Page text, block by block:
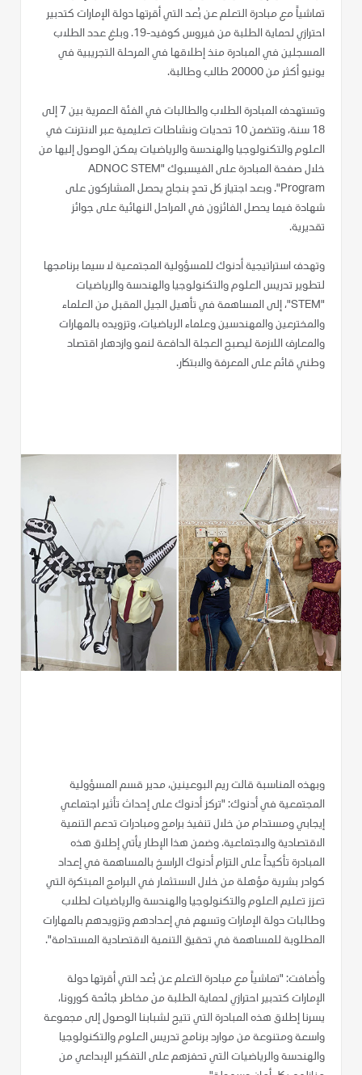
تماشياً مع مبادرة التعلم عن بُعد التي أقرتها دولة الإمارات كتدبير
احترازي لحماية الطلبة من فيروس كوفيد-19. وبلغ عدد الطلاب
المسجلين في المبادرة منذ إطلاقها في المرحلة التجريبية في
يونيو أكثر من 20000 طالب وطالبة.
وتستهدف المبادرة الطلاب والطالبات في الفئة العمرية بين 7 إلى
18 سنة، وتتضمن 10 تحديات ونشاطات تعليمية عبر الانترنت في
العلوم والتكنولوجيا والهندسة والرياضيات يمكن الوصول إليها من
خلال صفحة المبادرة على الفيسبوك "ADNOC STEM
Program". وبعد اجتياز كل تحدٍ بنجاح يحصل المشاركون على
شهادة فيما يحصل الفائزون في المراحل النهائية على جوائز
تقديرية.
وتهدف استراتيجية أدنوك للمسؤولية المجتمعية لا سيما برنامجها
لتطوير تدريس العلوم والتكنولوجيا والهندسة والرياضيات
"STEM"، إلى المساهمة في تأهيل الجيل المقبل من العلماء
والمخترعين والمهندسين وعلماء الرياضيات، وتزويده بالمهارات
والمعارف اللازمة ليصبح العجلة الدافعة لنمو وازدهار اقتصاد
وطني قائم على المعرفة والابتكار.
وبهذه المناسبة قالت ريم البوعينين، مدير قسم المسؤولية
المجتمعية في أدنوك: "تركز أدنوك على إحداث تأثير اجتماعي
إيجابي ومستدام من خلال تنفيذ برامج ومبادرات تدعم التنمية
الاقتصادية والاجتماعية. وضمن هذا الإطار يأتي إطلاق هذه
المبادرة تأكيداً على التزام أدنوك الراسخ بالمساهمة في إعداد
كوادر بشرية مؤهلة من خلال الاستثمار في البرامج المبتكرة التي
تعزز تعليم العلوم والتكنولوجيا والهندسة والرياضيات لطلاب
وطالبات دولة الإمارات وتسهم في إعدادهم وتزويدهم بالمهارات
المطلوبة للمساهمة في تحقيق التنمية الاقتصادية المستدامة".
وأضافت: "تماشياً مع مبادرة التعلم عن بُعد التي أقرتها دولة
الإمارات كتدبير احترازي لحماية الطلبة من مخاطر جائحة كورونا،
يسرنا إطلاق هذه المبادرة التي تتيح لشبابنا الوصول إلى مجموعة
واسعة ومتنوعة من موارد برنامج تدريس العلوم والتكنولوجيا
والهندسة والرياضيات التي تحفزهم على التفكير الإبداعي من